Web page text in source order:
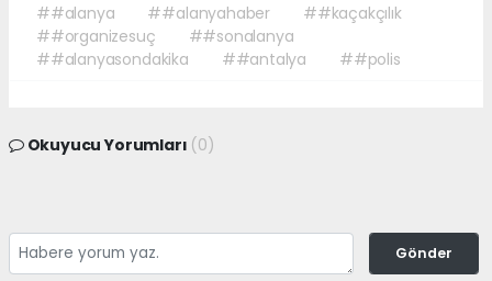
##alanya ##alanyahaber
##kaçakçılık
##organizesuç
##sonalanya
##alanyasondakika
##antalya ##polis
Okuyucu Yorumları (0)
Gönder